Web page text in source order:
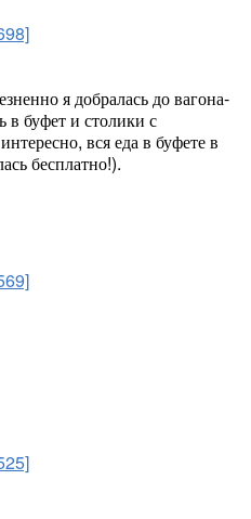
я добралась до вагона-
в буфет и столики с
вся еда в буфете в
бесплатно!).